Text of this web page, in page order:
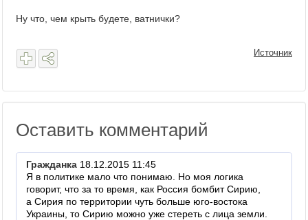
Ну что, чем крыть будете, ватнички?
Источник
Оставить комментарий
Гражданка 18.12.2015 11:45
Я в политике мало что понимаю. Но моя логика
говорит, что за то время, как Россия бомбит Сирию,
а Сирия по территории чуть больше юго-востока
Украины, то Сирию можно уже стереть с лица земли.